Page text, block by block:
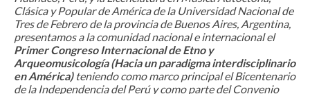
Clásica y Popular de América de la Universidad Nacional de
Tres de Febrero de la provincia de Buenos Aires, Argentina,
presentamos a la comunidad nacional e internacional el
Primer Congreso Internacional de Etno y
Arqueomusicología (Hacia un paradigma interdisciplinario
en América)teniendo como marco principal el Bicentenario
de la Independencia del Perú y como parte del Convenio